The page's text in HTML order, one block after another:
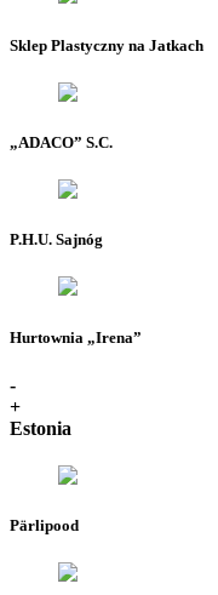
Sklep Plastyczny na Jatkach
„ADACO” S.C.
P.H.U. Sajnóg
Hurtownia „Irena”
-
+
Estonia
Pärlipood